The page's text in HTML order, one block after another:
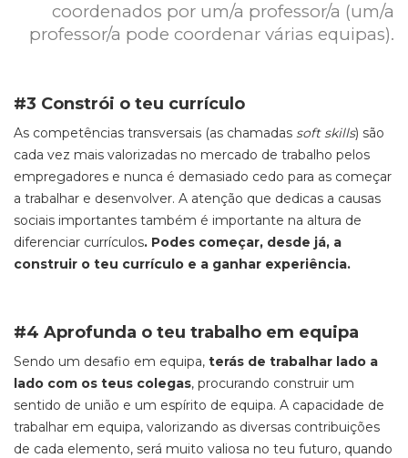
coordenados por um/a professor/a (um/a
professor/a pode coordenar várias equipas).
#3 Constrói o teu currículo
As competências transversais (as chamadas soft skills) são
cada vez mais valorizadas no mercado de trabalho pelos
empregadores e nunca é demasiado cedo para as começar
a trabalhar e desenvolver. A atenção que dedicas a causas
sociais importantes também é importante na altura de
diferenciar currículos. Podes começar, desde já, a
construir o teu currículo e a ganhar experiência.
#4 Aprofunda o teu trabalho em equipa
Sendo um desafio em equipa, terás de trabalhar lado a
lado com os teus colegas, procurando construir um
sentido de união e um espírito de equipa. A capacidade de
trabalhar em equipa, valorizando as diversas contribuições
de cada elemento, será muito valiosa no teu futuro, quando